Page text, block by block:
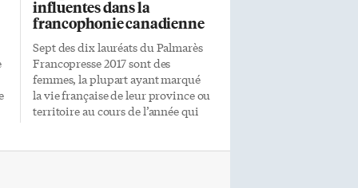
influentes dans la
francophonie canadienne
Sept des dix lauréats du Palmarès
Francopresse 2017 sont des
femmes, la plupart ayant marqué
la vie française de leur province ou
territoire au cours de l’année qui